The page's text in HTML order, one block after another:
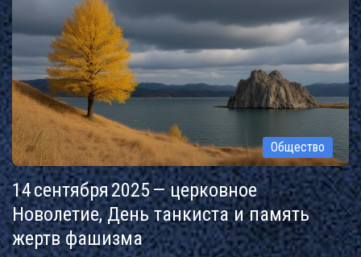
Общество
14 сентября 2025 — церковное
Новолетие, День танкиста и память
жертв фашизма